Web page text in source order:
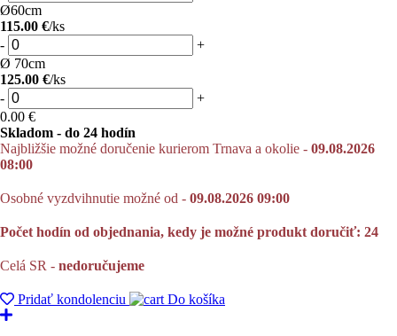
Ø60cm
115.00 €/ks
-
+
Ø 70cm
125.00 €/ks
-
+
0.00 €
Skladom - do 24 hodín
Najbližšie možné doručenie kurierom Trnava a okolie - 09.08.2026
08:00
Osobné vyzdvihnutie možné od - 09.08.2026 09:00
Počet hodín od objednania, kedy je možné produkt doručiť: 24
Celá SR - nedoručujeme
Pridať kondolenciu Do košíka